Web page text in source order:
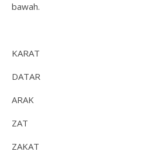
bawah.
KARAT
DATAR
ARAK
ZAT
ZAKAT